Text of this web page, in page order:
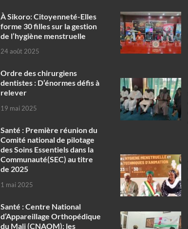
À Sikoro: Citoyenneté-Elles
forme 30 filles sur la gestion
de l’hygiène menstruelle
24 août 2025
Ordre des chirurgiens
dentistes : D’énormes défis à
relever
19 mai 2025
Santé : Première réunion du
Comité national de pilotage
des Soins Essentiels dans la
Communauté(SEC) au titre
de 2025
1 mai 2025
Santé : Centre National
d’Appareillage Orthopédique
du Mali (CNAOM): les